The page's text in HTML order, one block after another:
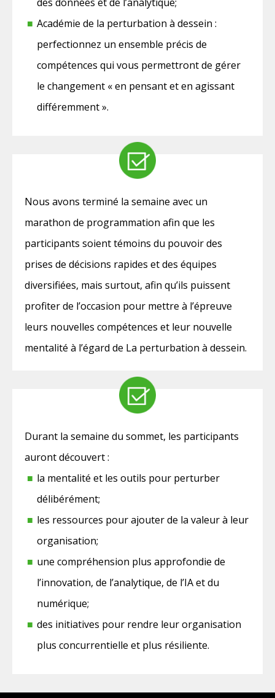
Académie de la perturbation à dessein :
perfectionnez un ensemble précis de
compétences qui vous permettront de gérer
le changement « en pensant et en agissant
différemment ».
Nous avons terminé la semaine avec un
marathon de programmation afin que les
participants soient témoins du pouvoir des
prises de décisions rapides et des équipes
diversifiées, mais surtout, afin qu’ils puissent
profiter de l’occasion pour mettre à l’épreuve
leurs nouvelles compétences et leur nouvelle
mentalité à l’égard de La perturbation à dessein.
Durant la semaine du sommet, les participants
auront découvert :
la mentalité et les outils pour perturber
délibérément;
les ressources pour ajouter de la valeur à leur
organisation;
une compréhension plus approfondie de
l’innovation, de l’analytique, de l’IA et du
numérique;
des initiatives pour rendre leur organisation
plus concurrentielle et plus résiliente.